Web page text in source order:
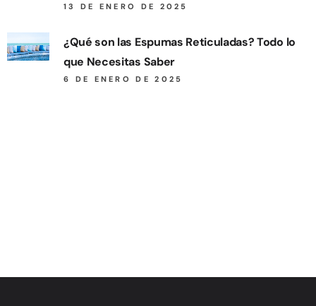
13 DE ENERO DE 2025
¿Qué son las Espumas Reticuladas? Todo lo
que Necesitas Saber
6 DE ENERO DE 2025